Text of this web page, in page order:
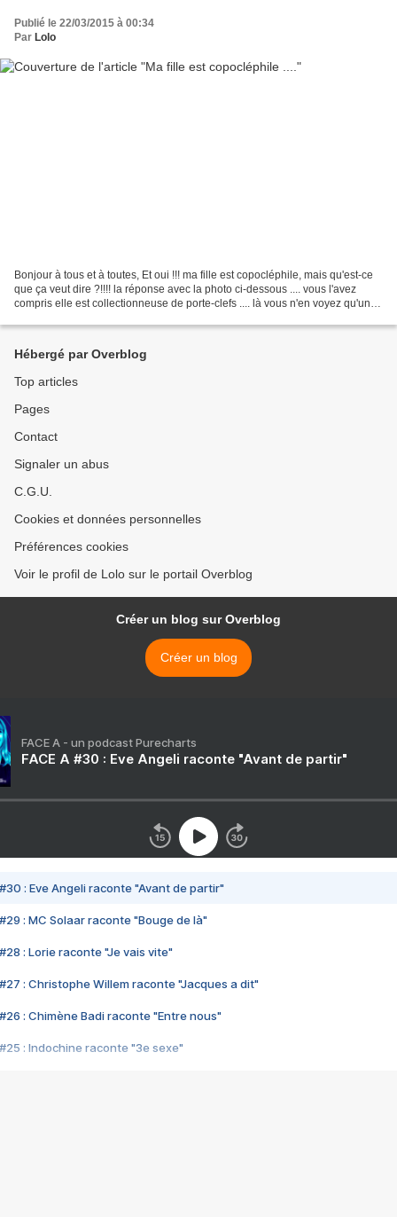
Publié le 22/03/2015 à 00:34
Par Lolo
Bonjour à tous et à toutes, Et oui !!! ma fille est copocléphile, mais qu'est-ce
que ça veut dire ?!!!! la réponse avec la photo ci-dessous .... vous l'avez
compris elle est collectionneuse de porte-clefs .... là vous n'en voyez qu'une
Hébergé par Overblog
Top articles
Pages
Contact
Signaler un abus
C.G.U.
Cookies et données personnelles
Préférences cookies
Voir le profil de Lolo sur le portail Overblog
Créer un blog sur Overblog
Créer un blog
FACE A - un podcast Purecharts
FACE A #30 : Eve Angeli raconte "Avant de partir"
#30 : Eve Angeli raconte "Avant de partir"
#29 : MC Solaar raconte "Bouge de là"
#28 : Lorie raconte "Je vais vite"
#27 : Christophe Willem raconte "Jacques a dit"
#26 : Chimène Badi raconte "Entre nous"
#25 : Indochine raconte "3e sexe"